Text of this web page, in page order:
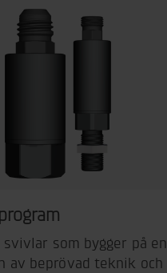
som bygger på en
av beprövad teknik och